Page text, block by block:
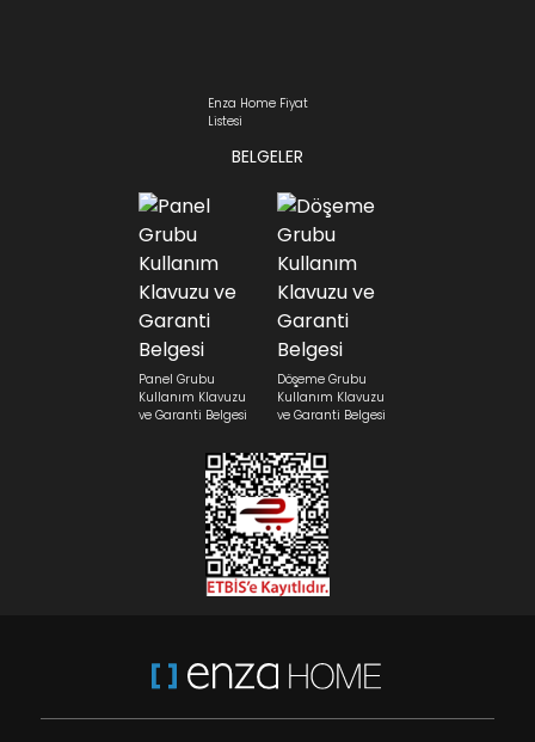
Enza Home Fiyat
Listesi
BELGELER
Panel Grubu
Kullanım Klavuzu
ve Garanti Belgesi
Döşeme Grubu
Kullanım Klavuzu
ve Garanti Belgesi